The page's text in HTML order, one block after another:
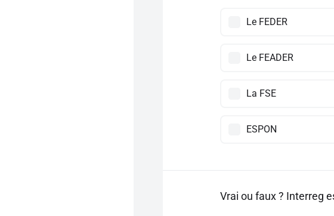
Le FEDER
Le FEADER
La FSE
ESPON
Vrai ou faux ? Interreg